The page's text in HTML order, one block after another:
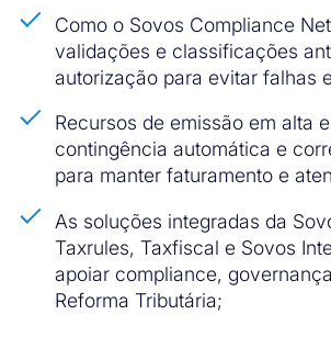
Como o Sovos Compliance
validações e classificações
autorização para evitar falhas
Recursos de emissão em alta
contingência automática e
para manter faturamento e
As soluções integradas da
Taxrules, Taxfiscal e Sovos
apoiar compliance,
Reforma Tributária;